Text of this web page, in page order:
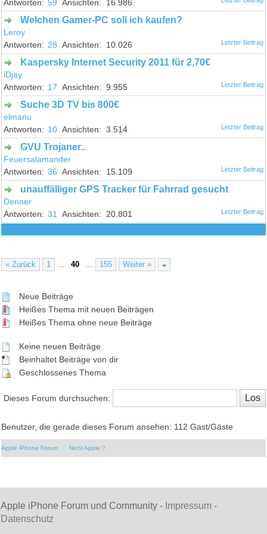
59 16.986
Welchen Gamer-PC soll ich kaufen?
Leroy
28
10.026
Kaspersky Internet Security 2011 für 2,70€
iDjay
17
9.955
Suche 3D TV bis 800€
elmanu
10
3.514
GVU Trojaner..
Feuersalamander
36
15.109
unauffälliger GPS Tracker für Fahrrad gesucht
Denner
31
20.801
« Zurück 1 40 155 Weiter »
Neue Beiträge
Heißes Thema mit neuen Beiträgen
Heißes Thema ohne neue Beiträge
Keine neuen Beiträge
Beinhaltet Beiträge von dir
Geschlossenes Thema
Dieses Forum durchsuchen:
Benutzer, die gerade dieses Forum ansehen: 112 Gast/Gäste
Apple iPhone Forum Nicht Apple ?
Apple iPhone Forum und Community - Impressum -
Datenschutz